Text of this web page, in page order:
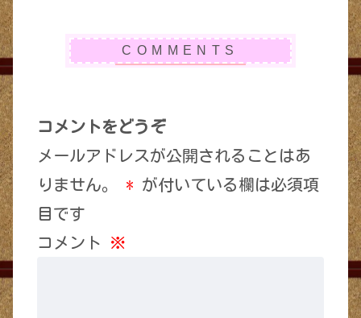
コメントをどうぞ
メールアドレスが公開されることはあ
りません。
* が付いている欄は必須項
目です
コメント ※